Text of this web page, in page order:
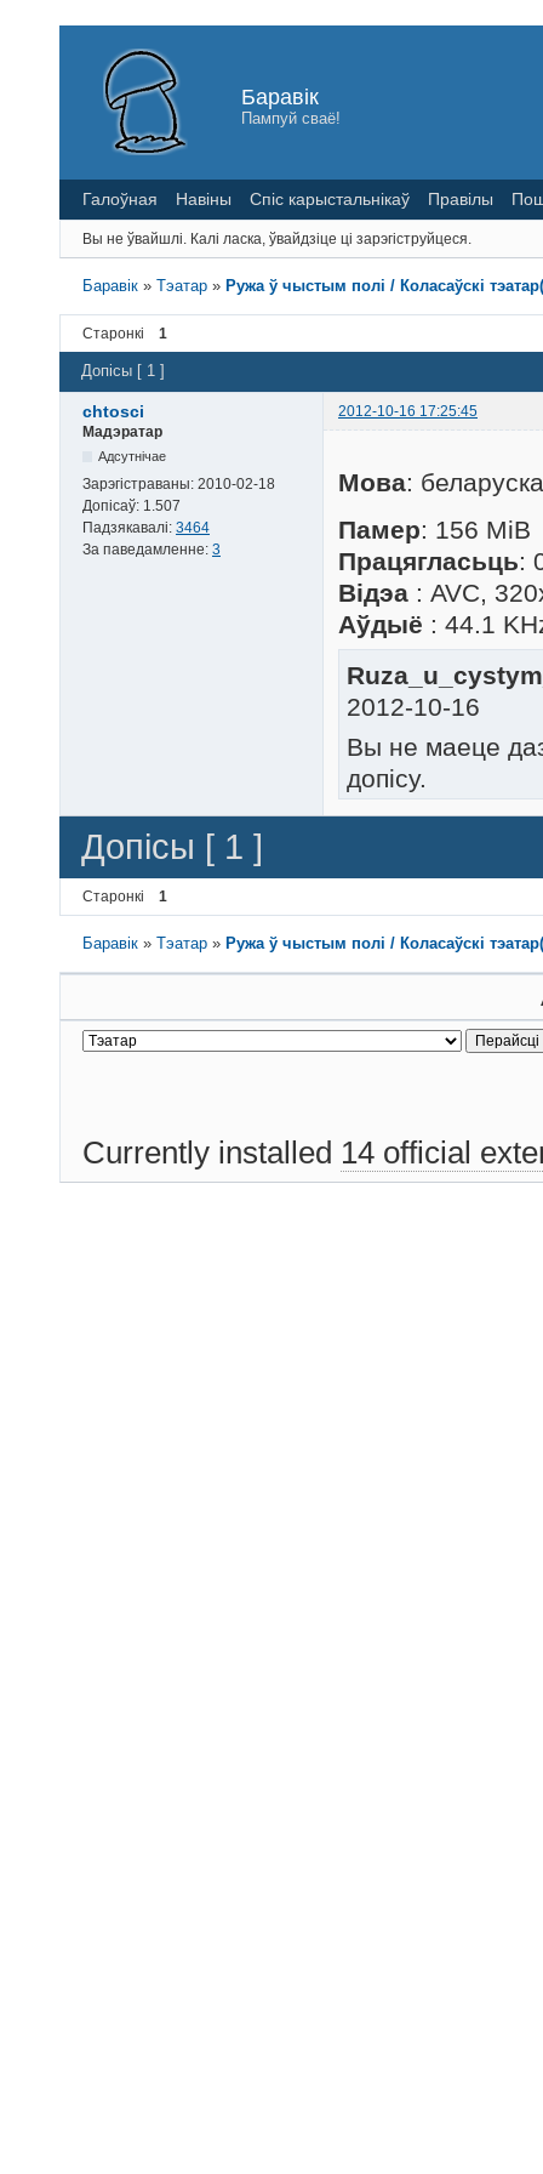
Баравік
Пампуй сваё!
Галоўная Навіны Спіс карыстальнікаў Правілы
Вы не ўвайшлі. Калі ласка, ўвайдзіце ці зарэгіструйцеся.
Баравік »Тэатар » Ружа ў чыстым полі / Коласаўскі
Старонкі 1
Допісы [ 1 ]
chtosci
2012-10-16 17:25:45
Мадэратар
Адсутнічае
Зарэгістраваны: 2010-02-18
Допісаў: 1.507
Падзякавалі: 3464
За паведамленне: 3
Мова:
Памер: 156 MiB
Працягласьць:
Відэа : AVC,
Аўдыё : 44.1
2012-10-16
Вы не маеце
допісу.
Допісы [ 1 ]
Старонкі 1
Баравік »Тэатар » Ружа ў чыстым полі / Коласаўскі
Currently installed 14 official